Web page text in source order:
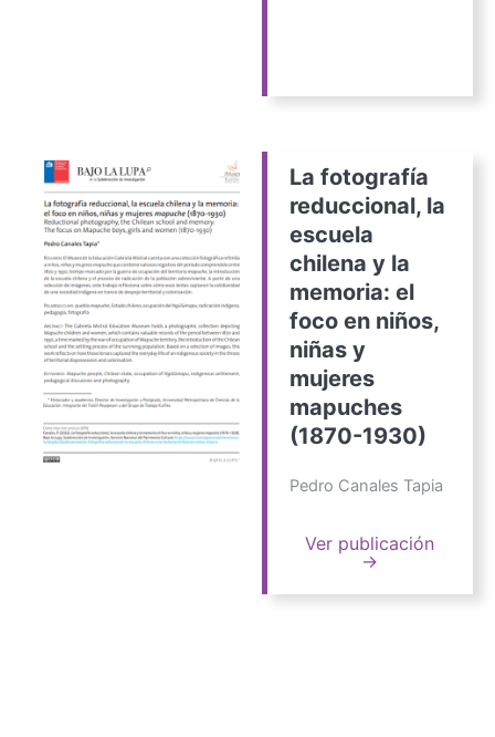
La fotografía
reduccional, la
escuela
chilena y la
memoria: el
foco en niños,
niñas y
mujeres
mapuches
(1870-1930)
Pedro Canales Tapia
Ver publicación
→